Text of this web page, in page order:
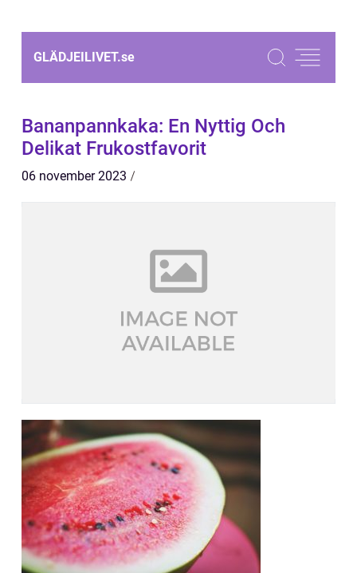
GLÄDJEILIVET.se
Bananpannkaka: En Nyttig Och
Delikat Frukostfavorit
06 november 2023